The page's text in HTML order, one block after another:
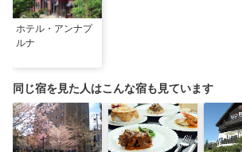
ホテル・アンナプ
ルナ
同じ宿を見た人はこんな宿も見ています